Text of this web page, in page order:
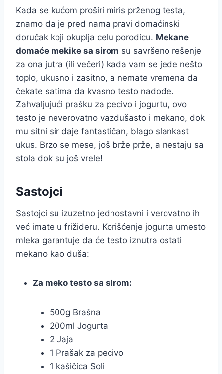
Kada se kućom proširi miris prženog testa,
znamo da je pred nama pravi domaćinski
doručak koji okuplja celu porodicu. Mekane
domaće mekike sa sirom su savršeno rešenje
za ona jutra (ili večeri) kada vam se jede nešto
toplo, ukusno i zasitno, a nemate vremena da
čekate satima da kvasno testo nadođe.
Zahvaljujući prašku za pecivo i jogurtu, ovo
testo je neverovatno vazdušasto i mekano, dok
mu sitni sir daje fantastičan, blago slankast
ukus. Brzo se mese, još brže prže, a nestaju sa
stola dok su još vrele!
Sastojci
Sastojci su izuzetno jednostavni i verovatno ih
već imate u frižideru. Korišćenje jogurta umesto
mleka garantuje da će testo iznutra ostati
mekano kao duša:
Za meko testo sa sirom:
500g Brašna
200ml Jogurta
2 Jaja
1 Prašak za pecivo
1 kašičica Soli